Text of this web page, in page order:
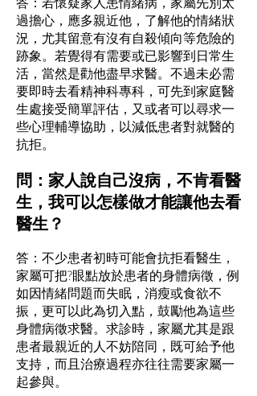
過擔心，應多親近他，了解他的情緒狀
況，尤其留意有沒有自殺傾向等危險的
跡象。若覺得有需要或已影響到日常生
活，當然是勸他盡早求醫。不過未必需
要即時去看精神科專科，可先到家庭醫
生處接受簡單評估，又或者可以尋求一
些心理輔導協助，以減低患者對就醫的
抗拒。
問：家人說自己沒病，不肯看醫
生，我可以怎樣做才能讓他去看
醫生？
答： 不少患者初時可能會抗拒看醫生，
家屬可把?眼點放於患者的身體病徵，例
如因情緒問題而失眠，消瘦或食欲不
振，更可以此為切入點，鼓勵他為這些
身體病徵求醫。求診時，家屬尤其是跟
患者最親近的人不妨陪同，既可給予他
支持，而且治療過程亦往往需要家屬一
起參與。